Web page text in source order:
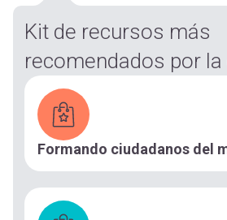
Kit de recursos más
recomendados por
Formando ciudadanos del